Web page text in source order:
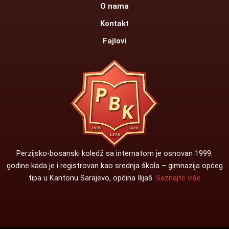
O nama
Kontakt
Fajlovi
Perzijsko-bosanski koledž sa internatom je osnovan 1999.
godine kada je i registrovan kao srednja škola – gimnazija općeg
tipa u Kantonu Sarajevo, općina Ilijaš. Saznajte više